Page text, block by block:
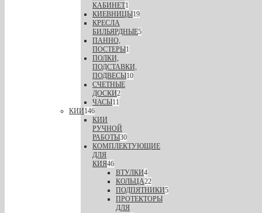
КАБИНЕТ1
КИЕВНИЦЫ19
КРЕСЛА
БИЛЬЯРДНЫЕ5
ПАННО,
ПОСТЕРЫ1
ПОЛКИ,
ПОДСТАВКИ,
ПОДВЕСЫ10
СЧЕТНЫЕ
ДОСКИ2
ЧАСЫ11
КИИ146
КИИ
РУЧНОЙ
РАБОТЫ30
КОМПЛЕКТУЮЩИЕ
ДЛЯ
КИЯ46
ВТУЛКИ4
КОЛЬЦА22
ПОДПЯТНИКИ5
ПРОТЕКТОРЫ
ДЛЯ